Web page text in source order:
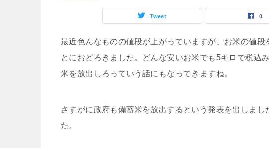
Tweet 0
最近色んなものの値段が上がっていますが、お米の値
とにおどろきました。どんな安いお米でも5キロで税込
米を放出しろっていう話にもなってきますね。
さすがに政府も備蓄米を放出するという発表を出しま
た。